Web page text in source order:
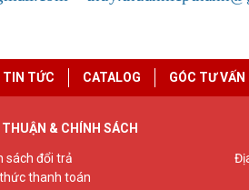
TIN TỨC CATALOG GÓC TƯ VẤN
& CHÍNH SÁCH
sách đổi trả
thanh toán